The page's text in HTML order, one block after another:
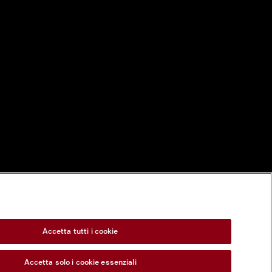
Accetta tutti i cookie
Accetta solo i cookie essenziali